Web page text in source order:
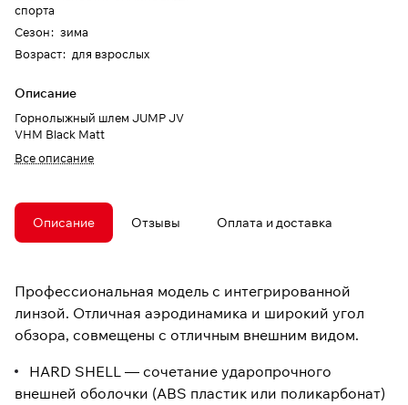
спорта
Сезон: зима
Возраст: для взрослых
Описание
Горнолыжный шлем JUMP JV
VHM Black Matt
Все описание
Описание Отзывы Оплата и доставка
Профессиональная модель с интегрированной
линзой. Отличная аэродинамика и широкий угол
обзора, совмещены с отличным внешним видом.
HARD SHELL — сочетание ударопрочного
внешней оболочки (ABS пластик или поликарбонат)